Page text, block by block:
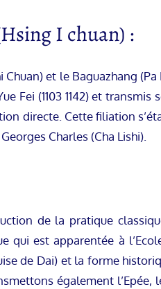
I chuan) :
Chuan) et le Baguazhang
Fei (1103 1142) et
directe. Cette filiation
Charles (Cha Lishi).
de la pratique
est apparentée à
de Dai) et la forme
également